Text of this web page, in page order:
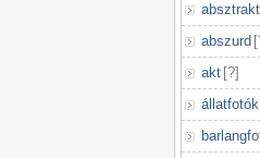
absztrakt
abszurd [
akt [?]
állatfotók